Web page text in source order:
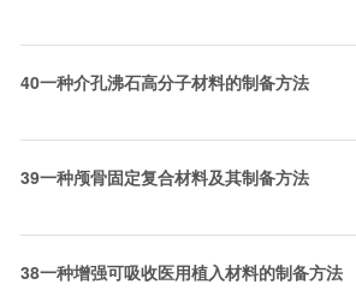
40一种介孔沸石高分子材料的制备方法
39一种颅骨固定复合材料及其制备方法
38一种增强可吸收医用植入材料的制备方法